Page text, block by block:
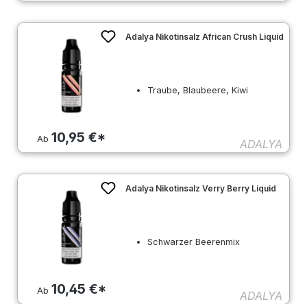
Ab10,95 €*
Adalya Nikotinsalz African Crush Liquid
Traube, Blaubeere, Kiwi
ADALYA
Ab 10,45 €*
Adalya Nikotinsalz Verry Berry Liquid
Schwarzer Beerenmix
ADALYA